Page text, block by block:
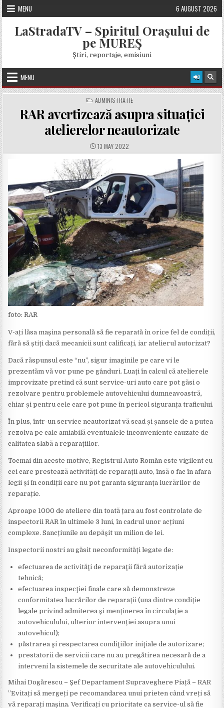
Skip
to
content
MENU 6 AUGUST 2026
LaStradaTV – Spiritul Oraşului de
pe MUREŞ
Ştiri, reportaje, emisiuni
MENU
POSTED
IN
ADMINISTRATIE
RAR avertizează asupra situației
atelierelor neautorizate
PUBLISHED
DATE:
13 MAY 2022
foto: RAR
V-ați lăsa mașina personală să fie reparată în orice fel de condiții,
fără să știți dacă mecanicii sunt calificați, iar atelierul autorizat?
Dacă răspunsul este “nu”, sigur imaginile pe care vi le
prezentăm vă vor pune pe gânduri. Luați în calcul că atelierele
improvizate pretind că sunt service-uri auto care pot găsi o
rezolvare pentru problemele autovehicului dumneavoastră,
chiar și pentru cele care pot pune în pericol siguranța traficului.
În plus, într-un service neautorizat vă scad și șansele de a putea
rezolva pe cale amiabilă eventualele inconveniente cauzate de
calitatea slabă a reparațiilor.
Tocmai din aceste motive, Registrul Auto Român este vigilent cu
cei care prestează activități de reparații auto, însă o fac în afara
legii și în condiții care nu pot garanta siguranța lucrărilor de
reparație.
Aproape 1000 de ateliere din toată țara au fost controlate de
inspectorii RAR în ultimele 3 luni, în cadrul unor acțiuni
complexe. Sancțiunile au depășit un milion de lei.
Inspectorii nostri au găsit neconformități legate de:
efectuarea de activităţi de reparaţii fără autorizație
tehnică;
efectuarea inspecţiei finale care să demonstreze
conformitatea lucrărilor de reparații (una dintre condiție
legale privind admiterea și menținerea în circulație a
autovehiculului, ulterior intervenției asupra unui
autovehicul);
păstrarea şi respectarea condiţiilor iniţiale de autorizare;
prestatorii de servicii care nu au pregătirea necesară de a
interveni la sistemele de securitate ale autovehiculului.
Mihai Dogărescu – Șef Departament Supraveghere Piață – RAR
”Evitați să mergeți pe recomandarea unui prieten când vreți să
vă reparați mașina. Verificați cu prioritate ca service-ul să fie